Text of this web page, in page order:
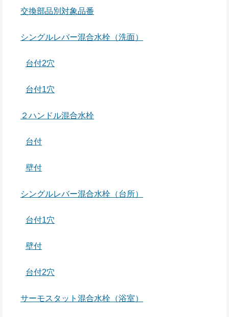
交換部品別対象品番
シングルレバー混合水栓（洗面）
台付2穴
台付1穴
２ハンドル混合水栓
台付
壁付
シングルレバー混合水栓（台所）
台付1穴
壁付
台付2穴
サーモスタット混合水栓（浴室）